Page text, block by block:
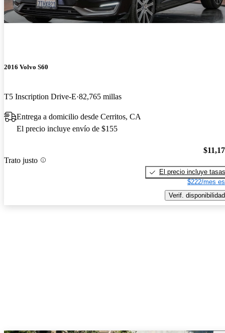
2016 Volvo S60
T5 Inscription Drive-E 82,765 millas
Entrega a domicilio desde Cerritos, CA
El precio incluye envío de $155
Trato justo
El precio incluye tasas
$222/mes
Verif. disponibilidad